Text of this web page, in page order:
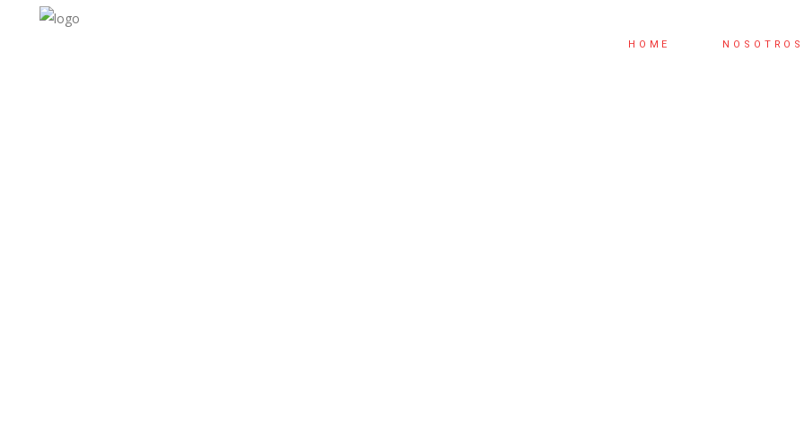
HOME NOSOTROS